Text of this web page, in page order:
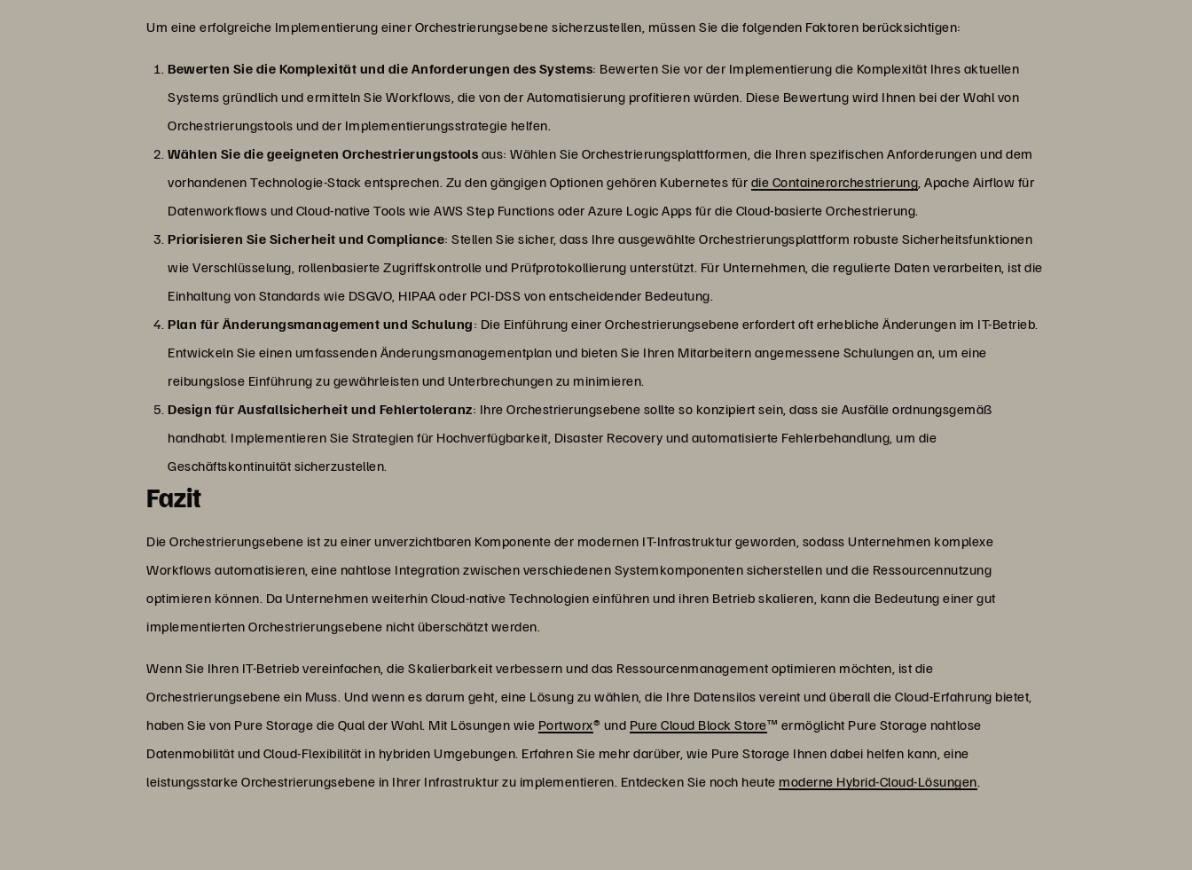
Um eine erfolgreiche Implementierung einer Orchestrierungsebene sicherzustellen, müssen Sie die folgenden Faktoren berücksichtigen:
Bewerten Sie die Komplexität und die Anforderungen des Systems: Bewerten Sie vor der Implementierung die Komplexität Ihres aktuellen
Systems gründlich und ermitteln Sie Workflows, die von der Automatisierung profitieren würden. Diese Bewertung wird Ihnen bei der Wahl von
Orchestrierungstools und der Implementierungsstrategie helfen.
Wählen Sie die geeigneten Orchestrierungstools aus: Wählen Sie Orchestrierungsplattformen, die Ihren spezifischen Anforderungen und dem
vorhandenen Technologie-Stack entsprechen. Zu den gängigen Optionen gehören Kubernetes für die Containerorchestrierung , Apache Airflow für
Datenworkflows und Cloud-native Tools wie AWS Step Functions oder Azure Logic Apps für die Cloud-basierte Orchestrierung.
Priorisieren Sie Sicherheit und Compliance: Stellen Sie sicher, dass Ihre ausgewählte Orchestrierungsplattform robuste Sicherheitsfunktionen
wie Verschlüsselung, rollenbasierte Zugriffskontrolle und Prüfprotokollierung unterstützt. Für Unternehmen, die regulierte Daten verarbeiten, ist die
Einhaltung von Standards wie DSGVO, HIPAA oder PCI-DSS von entscheidender Bedeutung.
Plan für Änderungsmanagement und Schulung: Die Einführung einer Orchestrierungsebene erfordert oft erhebliche Änderungen im IT-Betrieb.
Entwickeln Sie einen umfassenden Änderungsmanagementplan und bieten Sie Ihren Mitarbeitern angemessene Schulungen an, um eine
reibungslose Einführung zu gewährleisten und Unterbrechungen zu minimieren.
Design für Ausfallsicherheit und Fehlertoleranz: Ihre Orchestrierungsebene sollte so konzipiert sein, dass sie Ausfälle ordnungsgemäß
handhabt. Implementieren Sie Strategien für Hochverfügbarkeit, Disaster Recovery und automatisierte Fehlerbehandlung, um die
Geschäftskontinuität sicherzustellen.
Fazit
Die Orchestrierungsebene ist zu einer unverzichtbaren Komponente der modernen IT-Infrastruktur geworden, sodass Unternehmen komplexe
Workflows automatisieren, eine nahtlose Integration zwischen verschiedenen Systemkomponenten sicherstellen und die Ressourcennutzung
optimieren können. Da Unternehmen weiterhin Cloud-native Technologien einführen und ihren Betrieb skalieren, kann die Bedeutung einer gut
implementierten Orchestrierungsebene nicht überschätzt werden.
Wenn Sie Ihren IT-Betrieb vereinfachen, die Skalierbarkeit verbessern und das Ressourcenmanagement optimieren möchten, ist die
Orchestrierungsebene ein Muss. Und wenn es darum geht, eine Lösung zu wählen, die Ihre Datensilos vereint und überall die Cloud-Erfahrung bietet,
haben Sie von Pure Storage die Qual der Wahl. Mit Lösungen wie Portworx® und Pure Cloud Block Store™ ermöglicht Pure Storage nahtlose
Datenmobilität und Cloud-Flexibilität in hybriden Umgebungen. Erfahren Sie mehr darüber, wie Pure Storage Ihnen dabei helfen kann, eine
leistungsstarke Orchestrierungsebene in Ihrer Infrastruktur zu implementieren. Entdecken Sie noch heute moderne Hybrid-Cloud-Lösungen.